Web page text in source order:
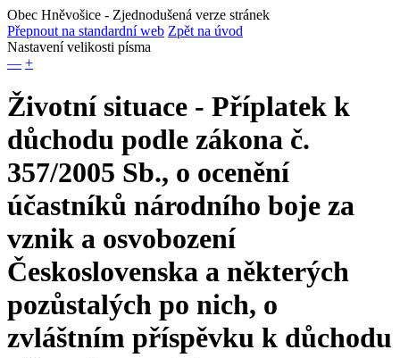
Obec Hněvošice - Zjednodušená verze stránek
Přepnout na standardní web Zpět na úvod
Nastavení velikosti písma
— +
Životní situace - Příplatek k
důchodu podle zákona č.
357/2005 Sb., o ocenění
účastníků národního boje za
vznik a osvobození
Československa a některých
pozůstalých po nich, o
zvláštním příspěvku k důchodu